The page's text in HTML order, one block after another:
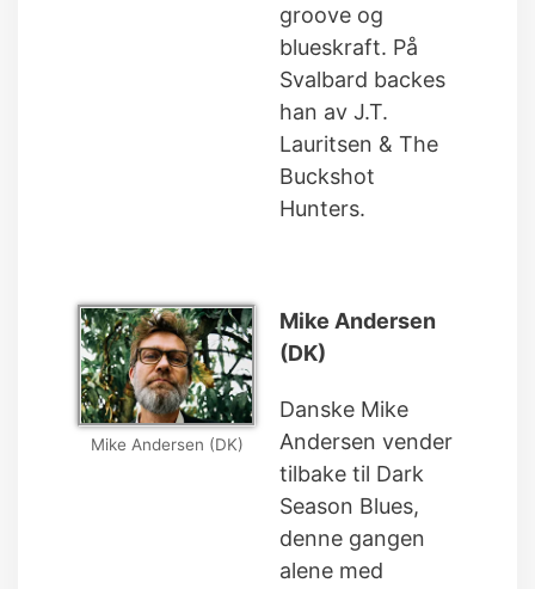
groove og
blueskraft. På
Svalbard backes
han av J.T.
Lauritsen & The
Buckshot
Hunters.
Mike Andersen (DK)
Mike Andersen
(DK)
Danske Mike
Andersen vender
tilbake til Dark
Season Blues,
denne gangen
alene med